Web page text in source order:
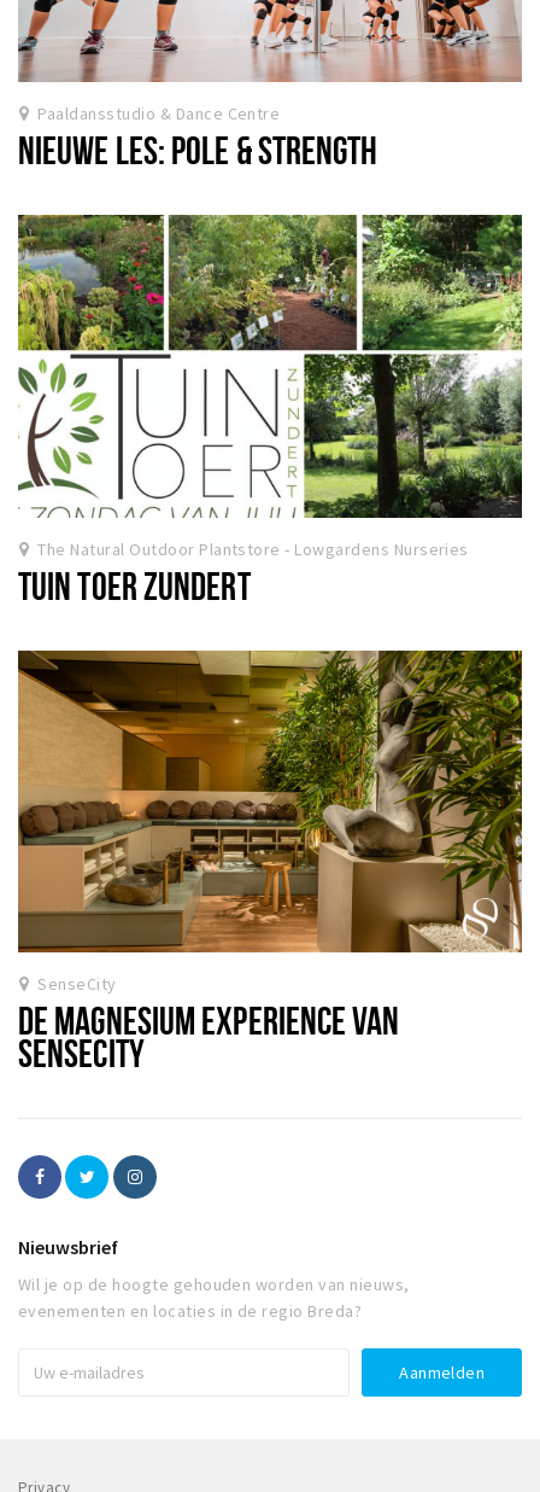
Paaldansstudio & Dance Centre
NIEUWE LES: POLE & STRENGTH
The Natural Outdoor Plantstore - Lowgardens Nurseries
TUIN TOER ZUNDERT
SenseCity
DE MAGNESIUM EXPERIENCE VAN
SENSECITY
Nieuwsbrief
Wil je op de hoogte gehouden worden van nieuws,
evenementen en locaties in de regio Breda?